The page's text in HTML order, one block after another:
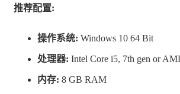
我们将派遣你深入到集团可及的最深
从未被探索。我们希望你能从深入到环
推荐配置:
操作系统: Windows 10 64 Bit
处理器: Intel Core i5, 7th gen or
内存: 8 GB RAM